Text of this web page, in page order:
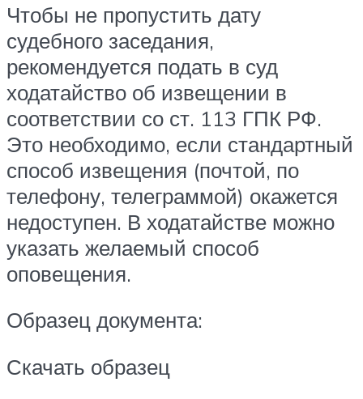
Чтобы не пропустить дату
судебного заседания,
рекомендуется подать в суд
ходатайство об извещении в
соответствии со ст. 113 ГПК РФ.
Это необходимо, если стандартный
способ извещения (почтой, по
телефону, телеграммой) окажется
недоступен. В ходатайстве можно
указать желаемый способ
оповещения.
Образец документа:
Скачать образец